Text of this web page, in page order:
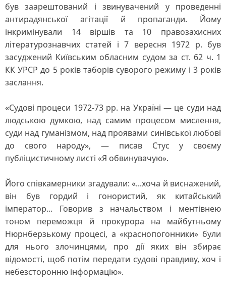
був заарештований і звинувачений у проведенні
антирадянської агітації й пропаганди. Йому
інкримінували 14 віршів та 10 правозахисних
літературознавчих статей і 7 вересня 1972 р. був
засуджений Київським обласним судом за ст. 62 ч. 1
КК УРСР до 5 років таборів суворого режиму і 3 років
заслання.
«Судові процеси 1972-73 рр. на Україні — це суди над
людською думкою, над самим процесом мислення,
суди над гуманізмом, над проявами синівської любові
до свого народу», — писав Стус у своєму
публіцистичному листі «Я обвинувачую».
Його співкамерники згадували: «...хоча й виснажений,
він був гордий і гонористий, як китайський
імператор... Говорив з начальством і ментівнею
тоном переможця й прокурора на майбутньому
Нюрнберзькому процесі, а «краснопогонники» були
для нього злочинцями, про дії яких він збирає
відомості, щоб потім передати судові правдиву, хоч і
небезсторонню інформацію».